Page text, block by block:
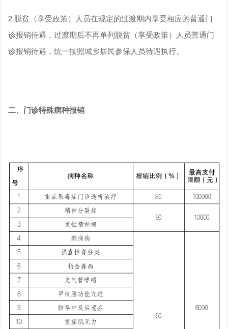
2.脱贫（享受政策）人员在规定的过渡期内享受相应的普通门
诊报销待遇，过渡期后不再单列脱贫（享受政策）人员普通门
诊报销待遇，统一按照城乡居民参保人员待遇执行。
二、门诊特殊病种报销